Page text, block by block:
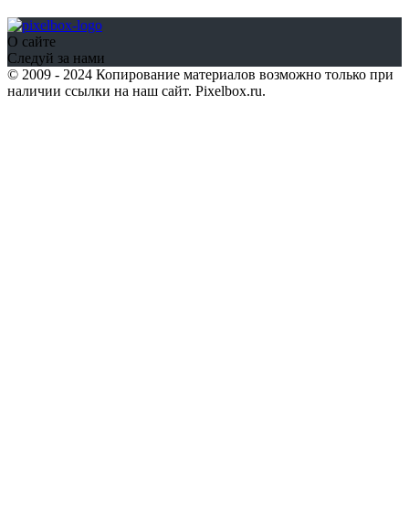
О сайте
Следуй за нами
© 2009 - 2024 Копирование материалов возможно только при
наличии ссылки на наш сайт. Pixelbox.ru.